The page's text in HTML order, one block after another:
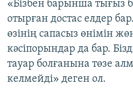
«Бізбен барынша тығыз
отырған достас елдер
өзінің сапасыз өнімін
кәсіпорындар да бар.
тауар болғанына төзе
келмейді» деген ол.